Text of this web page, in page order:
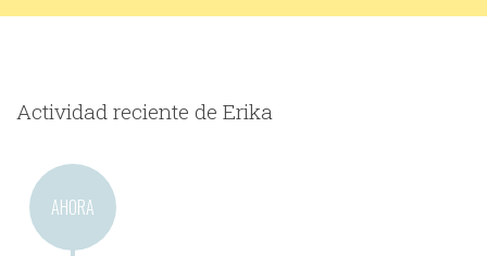
Actividad reciente de Erika
AHORA